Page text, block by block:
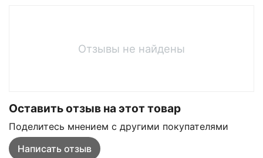
Отзывы не найдены
Оставить отзыв на этот товар
Поделитесь мнением с другими покупателями
Написать отзыв